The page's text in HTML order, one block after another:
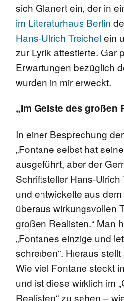
sich Glanert ein, der in
im Literaturhaus Berlin
Hans-Ulrich Treichel ein
zur Lyrik attestierte. Gar
Erwartungen bezüglich
wurden in mir erweckt.
„Im Geiste des großen
In einer Besprechung der
„Fontane selbst hat
ausgeführt, aber der
Schriftsteller Hans-Ulrich
und entwickelte aus
überaus wirkungsvollen
großen Realisten.“ Man
„Fontanes einzige und
schreiben“. Hieraus
Wie viel Fontane steckt
und ist diese wirklich im
Realisten“ zu sehen –